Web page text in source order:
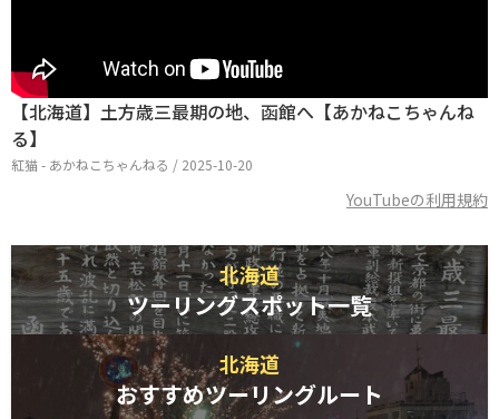
【北海道】土方歳三最期の地、函館へ【あかねこちゃんね
る】
紅猫 - あかねこちゃんねる / 2025-10-20
YouTubeの利用規約
北海道
ツーリングスポット一覧
北海道
おすすめツーリングルート